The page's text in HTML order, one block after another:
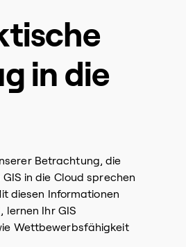
in die
Betrachtung, die
in die Cloud sprechen
diesen Informationen
lernen Ihr GIS
Wettbewerbsfähigkeit